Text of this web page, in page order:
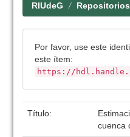
RIUdeG
Por favor, use este
este ítem:
https://
Título:
cuenca